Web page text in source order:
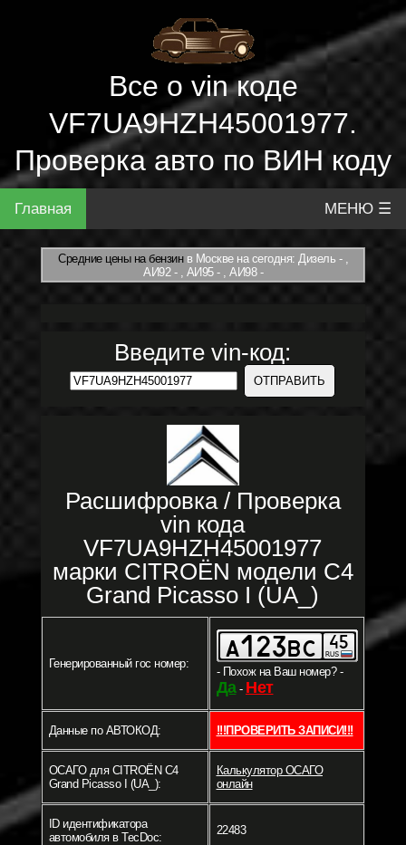
Все о vin коде
VF7UA9HZH45001977.
Проверка авто по ВИН коду
Главная МЕНЮ ☰
Средние цены на бензинв Москве на сегодня: Дизель - ,
АИ92 - , АИ95 - , АИ98 -
Введите vin-код:
Расшифровка / Проверка
vin кода
VF7UA9HZH45001977
марки CITROËN модели C4
Grand Picasso I (UA_)
Генерированный гос номер:
- Похож на Ваш номер? -
Да- Нет
Данные по АВТОКОД: !!!ПРОВЕРИТЬ ЗАПИСИ!!!
ОСАГО для CITROËN C4
Grand Picasso I (UA_):
Калькулятор ОСАГО
онлайн
ID идентификатора
автомобиля в TecDoc:
22483